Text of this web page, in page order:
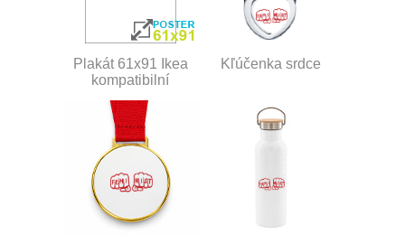
Plakát 61x91 Ikea
kompatibilní
Kľúčenka srdce